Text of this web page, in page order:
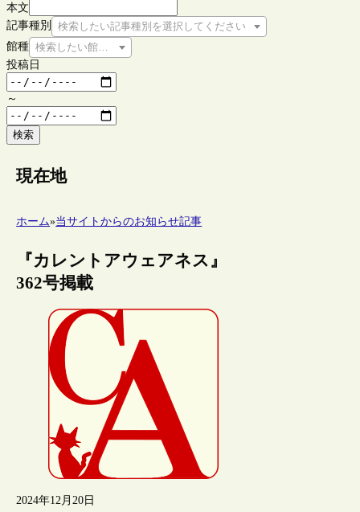
本文
記事種別
検索したい記事種別を選択してください
館種 検索したい館種を選択してください
投稿日
～
検索
現在地
ホーム»当サイトからのお知らせ記事
『カレントアウェアネス』
362号掲載
2024年12月20日